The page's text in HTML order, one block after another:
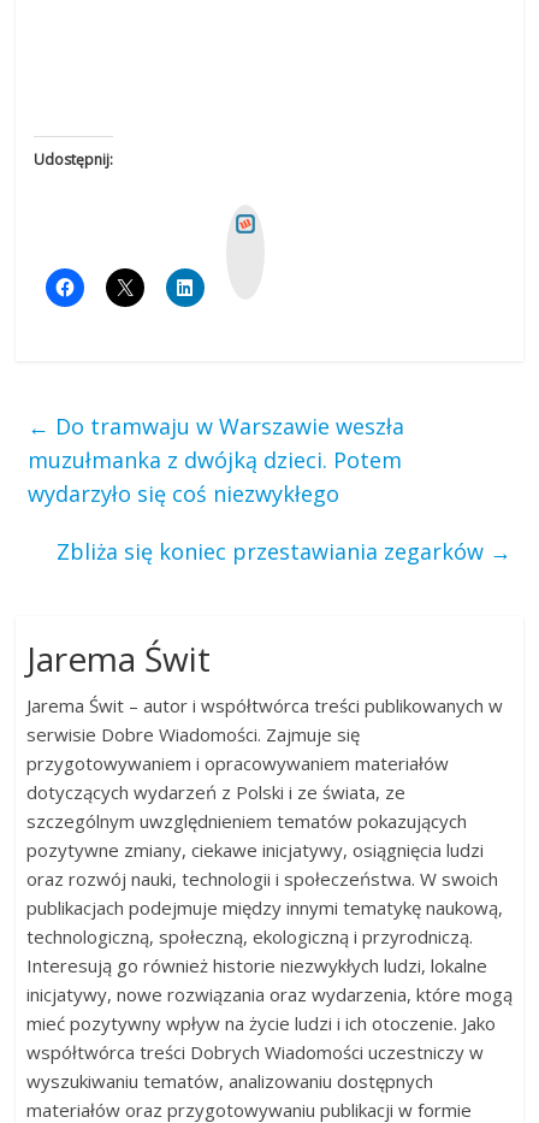
Udostępnij:
← Do tramwaju w Warszawie weszła
muzułmanka z dwójką dzieci. Potem
wydarzyło się coś niezwykłego
Zbliża się koniec przestawiania zegarków →
Jarema Świt
Jarema Świt – autor i współtwórca treści publikowanych w
serwisie Dobre Wiadomości. Zajmuje się
przygotowywaniem i opracowywaniem materiałów
dotyczących wydarzeń z Polski i ze świata, ze
szczególnym uwzględnieniem tematów pokazujących
pozytywne zmiany, ciekawe inicjatywy, osiągnięcia ludzi
oraz rozwój nauki, technologii i społeczeństwa. W swoich
publikacjach podejmuje między innymi tematykę naukową,
technologiczną, społeczną, ekologiczną i przyrodniczą.
Interesują go również historie niezwykłych ludzi, lokalne
inicjatywy, nowe rozwiązania oraz wydarzenia, które mogą
mieć pozytywny wpływ na życie ludzi i ich otoczenie. Jako
współtwórca treści Dobrych Wiadomości uczestniczy w
wyszukiwaniu tematów, analizowaniu dostępnych
materiałów oraz przygotowywaniu publikacji w formie